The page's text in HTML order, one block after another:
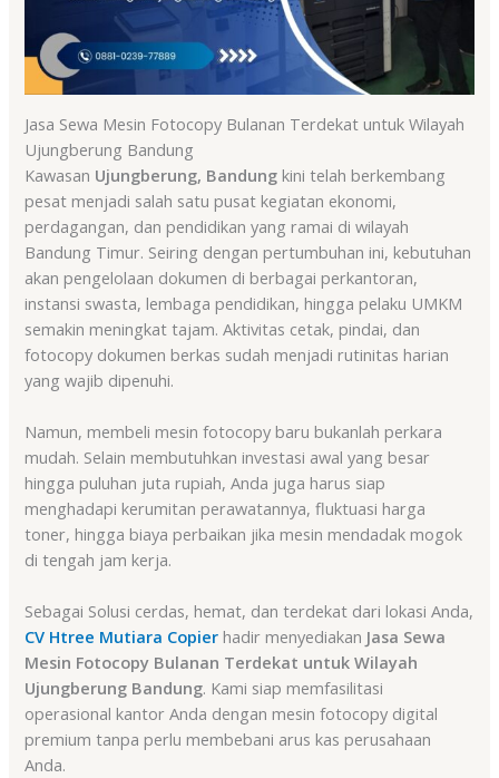
Jasa Sewa Mesin Fotocopy Bulanan Terdekat untuk Wilayah
Ujungberung Bandung
Kawasan Ujungberung, Bandung kini telah berkembang
pesat menjadi salah satu pusat kegiatan ekonomi,
perdagangan, dan pendidikan yang ramai di wilayah
Bandung Timur. Seiring dengan pertumbuhan ini, kebutuhan
akan pengelolaan dokumen di berbagai perkantoran,
instansi swasta, lembaga pendidikan, hingga pelaku UMKM
semakin meningkat tajam. Aktivitas cetak, pindai, dan
fotocopy dokumen berkas sudah menjadi rutinitas harian
yang wajib dipenuhi.
Namun, membeli mesin fotocopy baru bukanlah perkara
mudah. Selain membutuhkan investasi awal yang besar
hingga puluhan juta rupiah, Anda juga harus siap
menghadapi kerumitan perawatannya, fluktuasi harga
toner, hingga biaya perbaikan jika mesin mendadak mogok
di tengah jam kerja.
Sebagai Solusi cerdas, hemat, dan terdekat dari lokasi Anda,
CV Htree Mutiara Copier hadir menyediakan Jasa Sewa
Mesin Fotocopy Bulanan Terdekat untuk Wilayah
Ujungberung Bandung. Kami siap memfasilitasi
operasional kantor Anda dengan mesin fotocopy digital
premium tanpa perlu membebani arus kas perusahaan
Anda.